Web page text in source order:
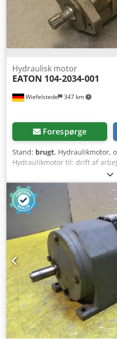
Wiefelstede 347 km
Hydraulisk motor
EATON 104-2034-001
Forespørge
Stand: brugt, Hydraulikmotor,
Hydraulikmotor til: drift af
GSL (German Standard Lift) -
25 mm - Længde: 25 mm -
stk. motorer tilgængelige - Pris:
mm - Vægt: 13,5 kg Crsdjctty